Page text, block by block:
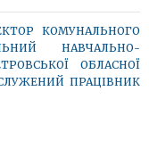
КОМУНАЛЬНОГО
НАВЧАЛЬНО-
ОБЛАСНОЇ
ПРАЦІВНИК